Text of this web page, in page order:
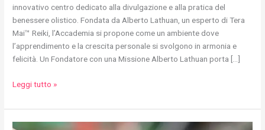
innovativo centro dedicato alla divulgazione e alla pratica del
benessere olistico. Fondata da Alberto Lathuan, un esperto di Tera
Mai™ Reiki, l’Accademia si propone come un ambiente dove
l’apprendimento e la crescita personale si svolgono in armonia e
felicità. Un Fondatore con una Missione Alberto Lathuan porta […]
Leggi tutto »
Quando